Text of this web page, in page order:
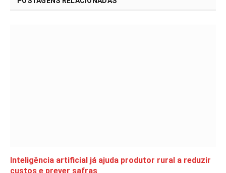
Inteligência artificial já ajuda produtor rural a reduzir
custos e prever safras